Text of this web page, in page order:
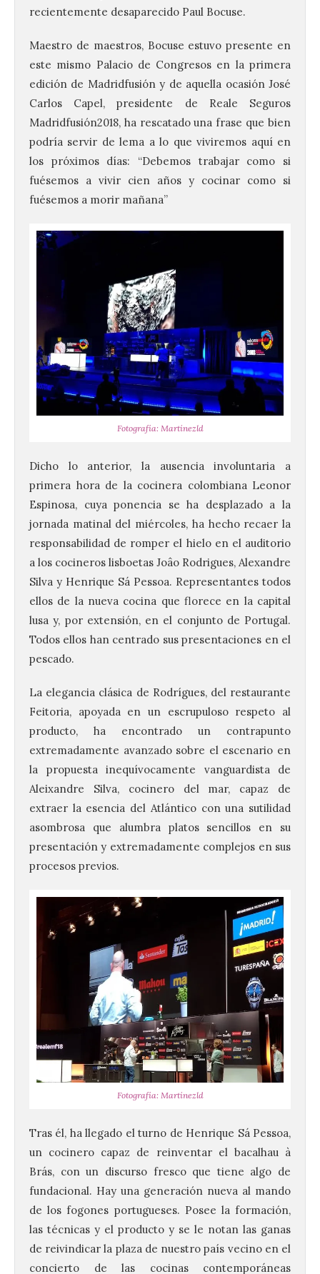
recientemente desaparecido Paul Bocuse.
Maestro de maestros, Bocuse estuvo presente en
este mismo Palacio de Congresos en la primera
edición de Madridfusión y de aquella ocasión José
Carlos Capel, presidente de Reale Seguros
Madridfusión2018, ha rescatado una frase que bien
podría servir de lema a lo que viviremos aquí en
los próximos días: “Debemos trabajar como si
fuésemos a vivir cien años y cocinar como si
fuésemos a morir mañana”
Fotografía: Martínezld
Dicho lo anterior, la ausencia involuntaria a
primera hora de la cocinera colombiana Leonor
Espinosa, cuya ponencia se ha desplazado a la
jornada matinal del miércoles, ha hecho recaer la
responsabilidad de romper el hielo en el auditorio
a los cocineros lisboetas Joâo Rodrigues, Alexandre
Silva y Henrique Sá Pessoa. Representantes todos
ellos de la nueva cocina que florece en la capital
lusa y, por extensión, en el conjunto de Portugal.
Todos ellos han centrado sus presentaciones en el
pescado.
La elegancia clásica de Rodrígues, del restaurante
Feitoria, apoyada en un escrupuloso respeto al
producto, ha encontrado un contrapunto
extremadamente avanzado sobre el escenario en
la propuesta inequívocamente vanguardista de
Aleixandre Silva, cocinero del mar, capaz de
extraer la esencia del Atlántico con una sutilidad
asombrosa que alumbra platos sencillos en su
presentación y extremadamente complejos en sus
procesos previos.
Fotografía: Martínezld
Tras él, ha llegado el turno de Henrique Sá Pessoa,
un cocinero capaz de reinventar el bacalhau à
Brás, con un discurso fresco que tiene algo de
fundacional. Hay una generación nueva al mando
de los fogones portugueses. Posee la formación,
las técnicas y el producto y se le notan las ganas
de reivindicar la plaza de nuestro país vecino en el
concierto de las cocinas contemporáneas